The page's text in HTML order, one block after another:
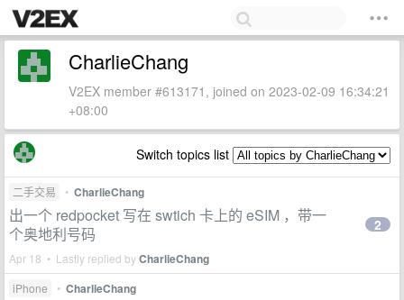
CharlieChang
V2EX member #613171, joined on 2023-02-09 16:34:21
+08:00
Switch topics list
二手交易 • CharlieChang
出一个 redpocket 写在 swtich 卡上的 eSIM ，带一
个奥地利号码
Apr 18 • Lastly replied byCharlieChang
2
iPhone • CharlieChang